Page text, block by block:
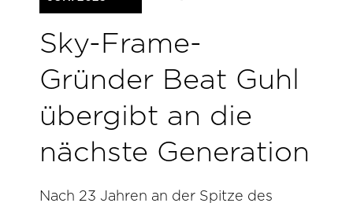
Sky-Frame-
Gründer Beat Guhl
übergibt an die
nächste Generation
Nach 23 Jahren an der Spitze des